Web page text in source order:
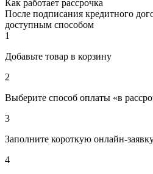
Как работает рассрочка
После подписания кредитного
доступным способом
1
Добавьте товар в корзину
2
Выберите способ оплаты «в
3
Заполните короткую онлайн-
4